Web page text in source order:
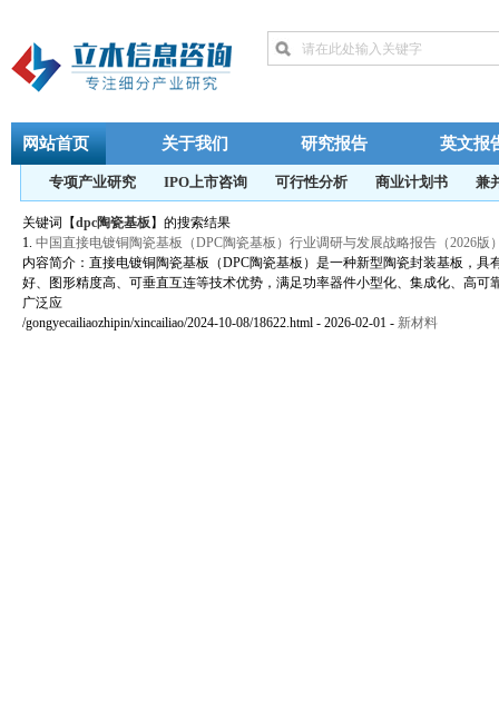
网站首页 关于我们 研究报告 英文报
专项产业研究 IPO上市咨询 可行性分析 商业计划书 兼
关键词【dpc陶瓷基板】的搜索结果
1. 中国直接电镀铜陶瓷基板（DPC陶瓷基板）行业调研与发展战略报告（2026版
内容简介：直接电镀铜陶瓷基板（DPC陶瓷基板）是一种新型陶瓷封装基板，具
好、图形精度高、可垂直互连等技术优势，满足功率器件小型化、集成化、高可
广泛应
/gongyecailiaozhipin/xincailiao/2024-10-08/18622.html - 2026-02-01 - 新材料